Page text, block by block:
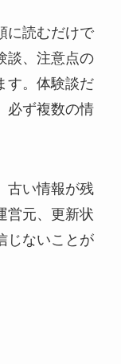
に読むだけで
談、注意点の
す。体験談だ
必ず複数の情
古い情報が残
営元、更新状
じないことが